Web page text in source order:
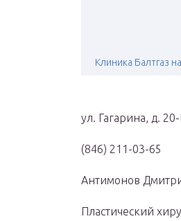
Клиника Балтгаз
ул. Гагарина, д.
(846) 211-03-65
Антимонов
Пластический